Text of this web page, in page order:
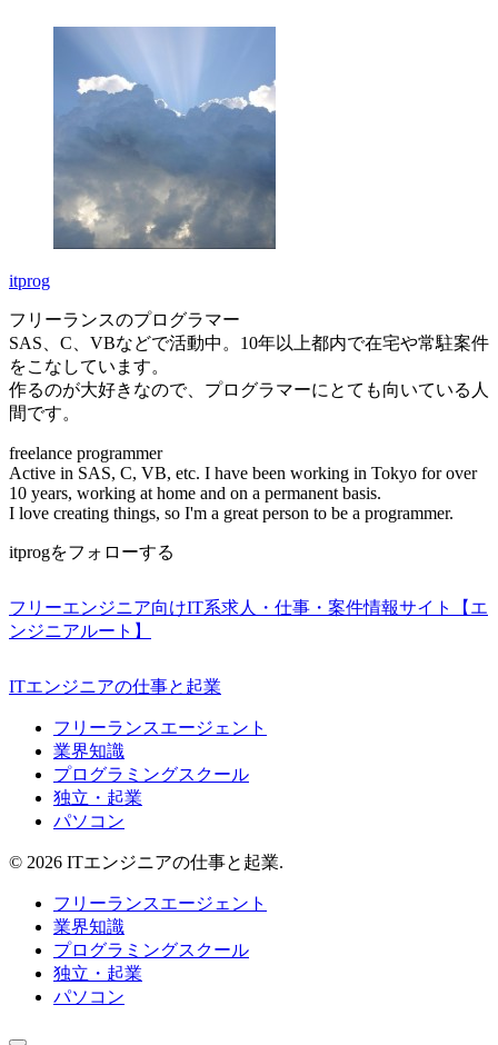
itprog
フリーランスのプログラマー
SAS、C、VBなどで活動中。10年以上都内で在宅や常駐案件
をこなしています。
作るのが大好きなので、プログラマーにとても向いている人
間です。
freelance programmer
Active in SAS, C, VB, etc. I have been working in Tokyo for over
10 years, working at home and on a permanent basis.
I love creating things, so I'm a great person to be a programmer.
itprogをフォローする
フリーエンジニア向けIT系求人・仕事・案件情報サイト【エ
ンジニアルート】
ITエンジニアの仕事と起業
フリーランスエージェント
業界知識
プログラミングスクール
独立・起業
パソコン
© 2026 ITエンジニアの仕事と起業.
フリーランスエージェント
業界知識
プログラミングスクール
独立・起業
パソコン